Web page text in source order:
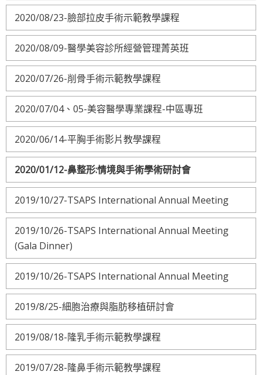
2020/08/23-臉部拉皮手術示範教學課程
2020/08/09-醫學美容診所經營管理菁英班
2020/07/26-削骨手術示範教學課程
2020/07/04、05-美容醫學專業課程-中區專班
2020/06/14-平胸手術影片教學課程
2020/01/12-鼻整形:情境與手術學術研討會
2019/10/27-TSAPS International Annual Meeting
2019/10/26-TSAPS International Annual Meeting
(Gala Dinner)
2019/10/26-TSAPS International Annual Meeting
2019/8/25-細胞治療與脂肪移植研討會
2019/08/18-隆乳手術示範教學課程
2019/07/28-隆鼻手術示範教學課程